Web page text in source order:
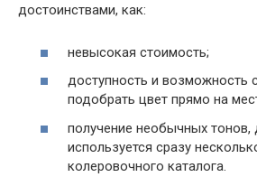
достоинствами, как:
невысокая стоимость;
доступность и возможность
подобрать цвет прямо на
получение необычных тонов,
используется сразу
колеровочного каталога.